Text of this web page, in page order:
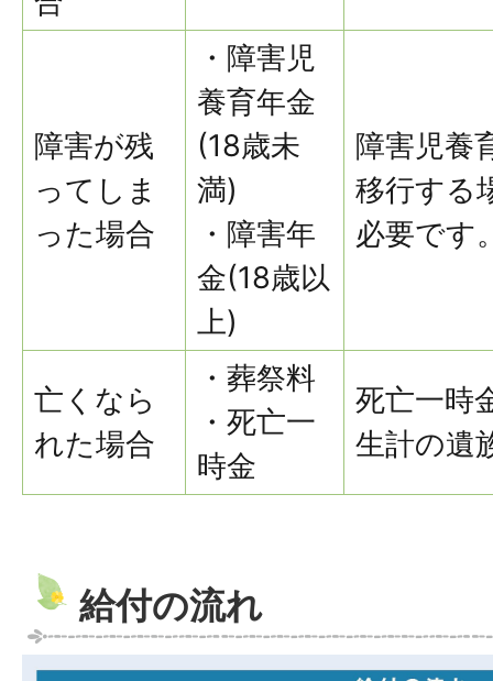
障害が残
ってしま
った場合
・障害児
養育年金
(18歳未
満)
・障害年
金(18歳以
上)
障害児養
移行する
必要です
亡くなら
れた場合
・葬祭料
・死亡一
時金
死亡一時
生計の遺
給付の流れ